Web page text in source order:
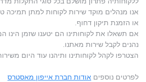
אנו מנהלים מוקד שירות לקוחות למתן תמיכה
או הזמנת תיקון דחוף.
אם תשאלו את לקוחותינו הם יטענו שזמן הינו
נהנים לקבל שירות מאתנו.
הצטרפו לקהל לקוחותינו ותיהנו עוד היום
לפרטים נוספים אודות חברת אייפון מאסטרס